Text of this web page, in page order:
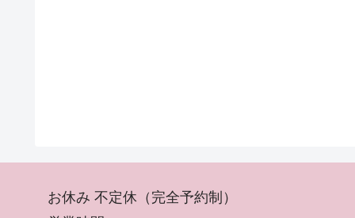
お休み 不定休（完全予約制）